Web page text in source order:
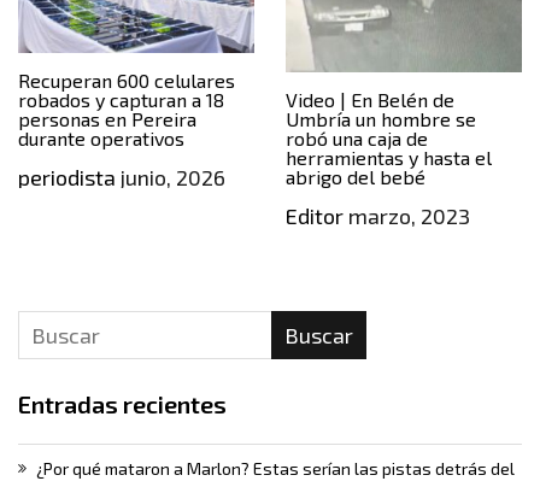
Recuperan 600 celulares
robados y capturan a 18
personas en Pereira
durante operativos
periodista junio, 2026
Video | En Belén de
Umbría un hombre se
robó una caja de
herramientas y hasta el
abrigo del bebé
Editormarzo, 2023
Buscar
Entradas recientes
¿Por qué mataron a Marlon? Estas serían las pistas detrás del